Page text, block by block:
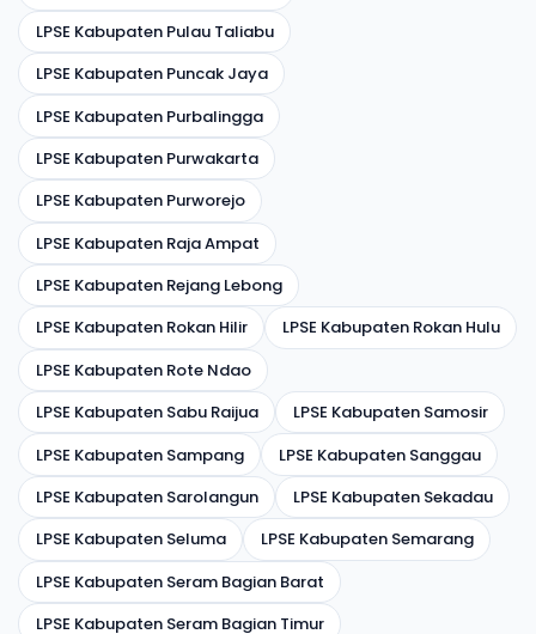
LPSE Kabupaten Pulau Taliabu
LPSE Kabupaten Puncak Jaya
LPSE Kabupaten Purbalingga
LPSE Kabupaten Purwakarta
LPSE Kabupaten Purworejo
LPSE Kabupaten Raja Ampat
LPSE Kabupaten Rejang Lebong
LPSE Kabupaten Rokan Hilir
LPSE Kabupaten Rokan Hulu
LPSE Kabupaten Rote Ndao
LPSE Kabupaten Sabu Raijua
LPSE Kabupaten Samosir
LPSE Kabupaten Sampang
LPSE Kabupaten Sanggau
LPSE Kabupaten Sarolangun
LPSE Kabupaten Sekadau
LPSE Kabupaten Seluma
LPSE Kabupaten Semarang
LPSE Kabupaten Seram Bagian Barat
LPSE Kabupaten Seram Bagian Timur